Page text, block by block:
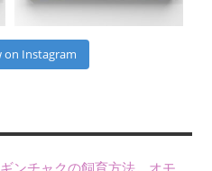
on Instagram